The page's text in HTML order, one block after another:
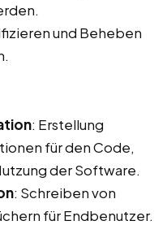
und Beheben
: Erstellung
für den Code,
der Software.
: Schreiben von
für Endbenutzer.